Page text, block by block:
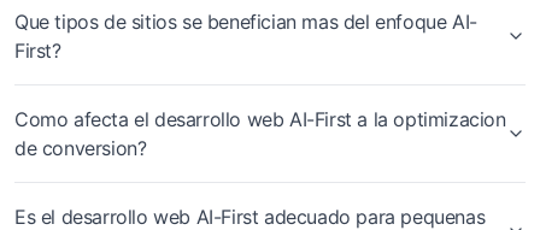
Que tipos de sitios se benefician mas del enfoque AI-
First?
Como afecta el desarrollo web AI-First a la optimizacion
de conversion?
Es el desarrollo web AI-First adecuado para pequenas